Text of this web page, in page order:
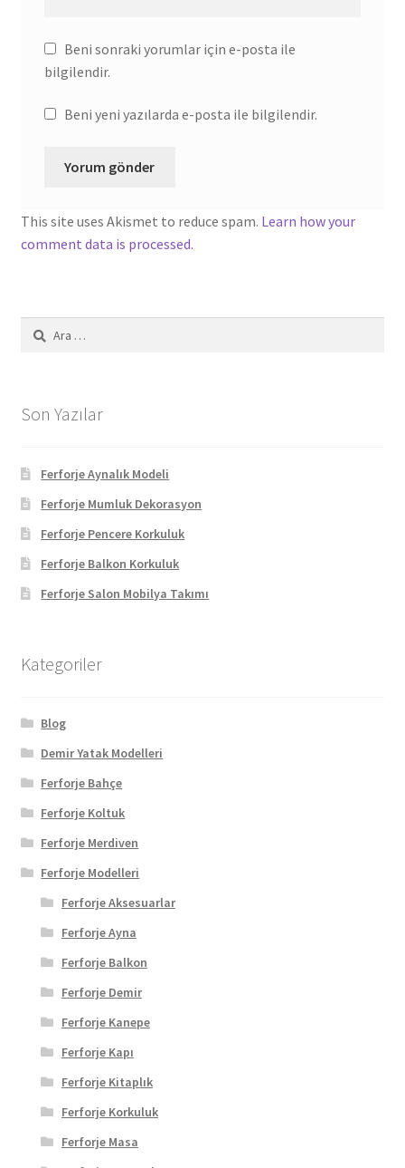
Beni sonraki yorumlar için e-posta ile
bilgilendir.
Beni yeni yazılarda e-posta ile bilgilendir.
This site uses Akismet to reduce spam. Learn how your
comment data is processed.
Arama:
Son Yazılar
Ferforje Aynalık Modeli
Ferforje Mumluk Dekorasyon
Ferforje Pencere Korkuluk
Ferforje Balkon Korkuluk
Ferforje Salon Mobilya Takımı
Kategoriler
Blog
Demir Yatak Modelleri
Ferforje Bahçe
Ferforje Koltuk
Ferforje Merdiven
Ferforje Modelleri
Ferforje Aksesuarlar
Ferforje Ayna
Ferforje Balkon
Ferforje Demir
Ferforje Kanepe
Ferforje Kapı
Ferforje Kitaplık
Ferforje Korkuluk
Ferforje Masa